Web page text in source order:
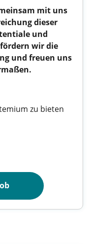
mit uns
dieser
und
wir die
und freuen uns
zu bieten